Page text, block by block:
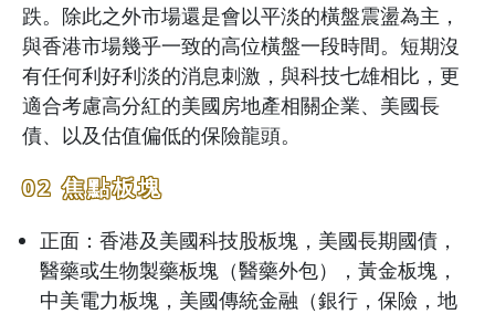
跌。除此之外市場還是會以平淡的橫盤震盪為主，
與香港市場幾乎一致的高位橫盤一段時間。短期沒
有任何利好利淡的消息刺激，與科技七雄相比，更
適合考慮高分紅的美國房地產相關企業、美國長
債、以及估值偏低的保險龍頭。
02 焦點板塊
正面：香港及美國科技股板塊，美國長期國債，
醫藥或生物製藥板塊（醫藥外包），黃金板塊，
中美電力板塊，美國傳統金融（銀行，保險，地